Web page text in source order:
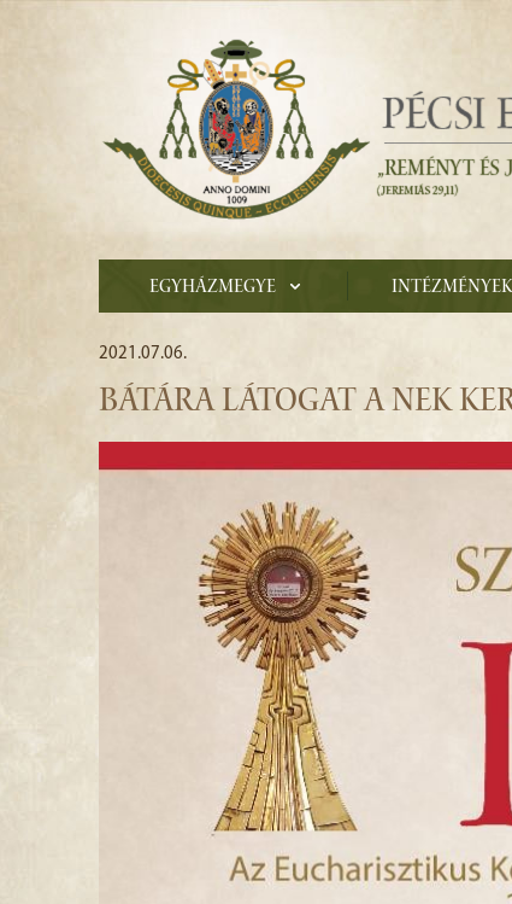
Egyházmegye
2021.07.06.
BÁTÁRA LÁTOGAT A NEK